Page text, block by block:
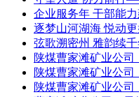
企业服务年 干部能
逐梦山河湖海 悦动
弦歌溯密州 雅韵续
陕煤曹家滩矿业公
陕煤曹家滩矿业公司
陕煤曹家滩矿业公司